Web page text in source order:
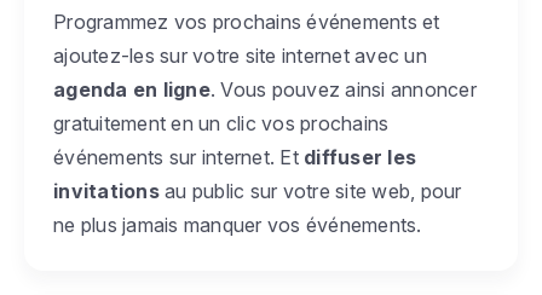
Programmez vos prochains événements et
ajoutez-les sur votre site internet avec un
agenda en ligne. Vous pouvez ainsi annoncer
gratuitement en un clic vos prochains
événements sur internet. Et diffuser les
invitationsau public sur votre site web, pour
ne plus jamais manquer vos événements.